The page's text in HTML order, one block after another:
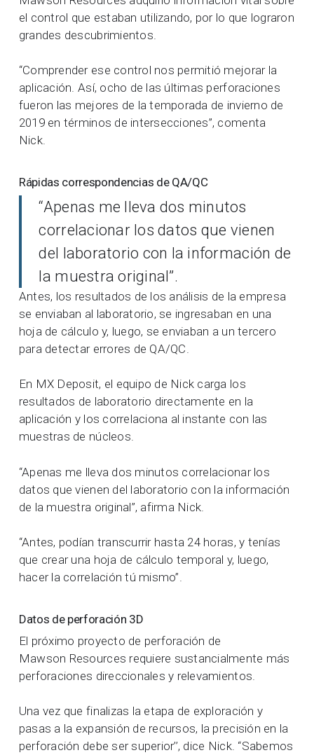
el control que estaban utilizando, por lo que lograron
grandes descubrimientos.
“Comprender ese control nos permitió mejorar la
aplicación. Así, ocho de las últimas perforaciones
fueron las mejores de la temporada de invierno de
2019 en términos de intersecciones”, comenta
Nick.
Rápidas correspondencias de QA/QC
“Apenas me lleva dos minutos
correlacionar los datos que vienen
del laboratorio con la información de
la muestra original”.
Antes, los resultados de los análisis de la empresa
se enviaban al laboratorio, se ingresaban en una
hoja de cálculo y, luego, se enviaban a un tercero
para detectar errores de QA/QC.
En MX Deposit, el equipo de Nick carga los
resultados de laboratorio directamente en la
aplicación y los correlaciona al instante con las
muestras de núcleos.
“Apenas me lleva dos minutos correlacionar los
datos que vienen del laboratorio con la información
de la muestra original”, afirma Nick.
“Antes, podían transcurrir hasta 24 horas, y tenías
que crear una hoja de cálculo temporal y, luego,
hacer la correlación tú mismo”.
Datos de perforación 3D
El próximo proyecto de perforación de
Mawson Resources requiere sustancialmente más
perforaciones direccionales y relevamientos.
Una vez que finalizas la etapa de exploración y
pasas a la expansión de recursos, la precisión en la
perforación debe ser superior’’, dice Nick. “Sabemos